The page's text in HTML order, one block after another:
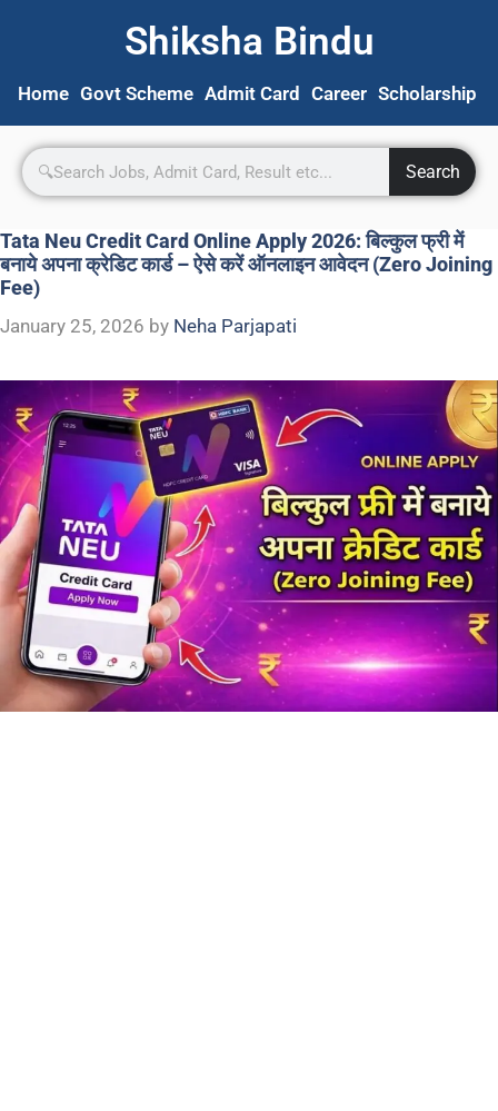
Shiksha Bindu
Home Govt Scheme Admit Card Career Scholarship
Search
Tata Neu Credit Card Online Apply 2026: बिल्कुल फ्री में
बनाये अपना क्रेडिट कार्ड – ऐसे करें ऑनलाइन आवेदन (Zero Joining
Fee)
January 25, 2026 by Neha Parjapati